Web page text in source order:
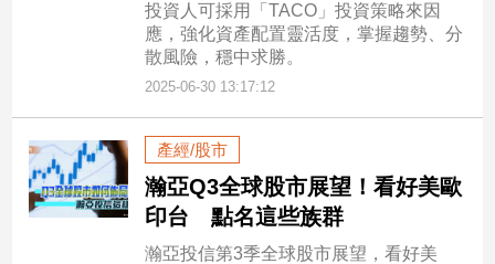
投資人可採用「TACO」投資策略來因
應，強化資產配置靈活度，掌握趨勢、分
散風險，穩中求勝。
2025-06-30 13:17:12
產經/股市
瀚亞Q3全球股市展望！看好美歐
印台 點名這些族群
瀚亞投信第3季全球股市展望，看好美